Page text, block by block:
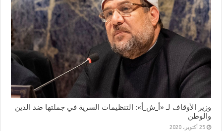
وزير الأوقاف لـ «أ_ش_أ»: التنظيمات السرية في جملتها ضد الدين
والوطن
25 أكتوبر، 2020